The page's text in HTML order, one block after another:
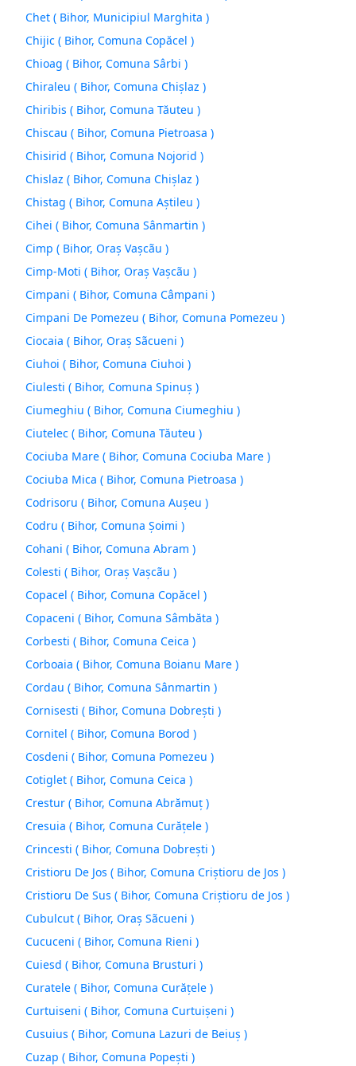
Chet ( Bihor, Municipiul Marghita )
Chijic ( Bihor, Comuna Copăcel )
Chioag ( Bihor, Comuna Sârbi )
Chiraleu ( Bihor, Comuna Chişlaz )
Chiribis ( Bihor, Comuna Tăuteu )
Chiscau ( Bihor, Comuna Pietroasa )
Chisirid ( Bihor, Comuna Nojorid )
Chislaz ( Bihor, Comuna Chişlaz )
Chistag ( Bihor, Comuna Aştileu )
Cihei ( Bihor, Comuna Sânmartin )
Cimp ( Bihor, Oraş Vaşcãu )
Cimp-Moti ( Bihor, Oraş Vaşcãu )
Cimpani ( Bihor, Comuna Câmpani )
Cimpani De Pomezeu ( Bihor, Comuna Pomezeu )
Ciocaia ( Bihor, Oraş Sãcueni )
Ciuhoi ( Bihor, Comuna Ciuhoi )
Ciulesti ( Bihor, Comuna Spinuş )
Ciumeghiu ( Bihor, Comuna Ciumeghiu )
Ciutelec ( Bihor, Comuna Tăuteu )
Cociuba Mare ( Bihor, Comuna Cociuba Mare )
Cociuba Mica ( Bihor, Comuna Pietroasa )
Codrisoru ( Bihor, Comuna Auşeu )
Codru ( Bihor, Comuna Şoimi )
Cohani ( Bihor, Comuna Abram )
Colesti ( Bihor, Oraş Vaşcãu )
Copacel ( Bihor, Comuna Copăcel )
Copaceni ( Bihor, Comuna Sâmbăta )
Corbesti ( Bihor, Comuna Ceica )
Corboaia ( Bihor, Comuna Boianu Mare )
Cordau ( Bihor, Comuna Sânmartin )
Cornisesti ( Bihor, Comuna Dobreşti )
Cornitel ( Bihor, Comuna Borod )
Cosdeni ( Bihor, Comuna Pomezeu )
Cotiglet ( Bihor, Comuna Ceica )
Crestur ( Bihor, Comuna Abrămuţ )
Cresuia ( Bihor, Comuna Curăţele )
Crincesti ( Bihor, Comuna Dobreşti )
Cristioru De Jos ( Bihor, Comuna Criștioru de Jos )
Cristioru De Sus ( Bihor, Comuna Criștioru de Jos )
Cubulcut ( Bihor, Oraş Sãcueni )
Cucuceni ( Bihor, Comuna Rieni )
Cuiesd ( Bihor, Comuna Brusturi )
Curatele ( Bihor, Comuna Curăţele )
Curtuiseni ( Bihor, Comuna Curtuişeni )
Cusuius ( Bihor, Comuna Lazuri de Beiuş )
Cuzap ( Bihor, Comuna Popeşti )